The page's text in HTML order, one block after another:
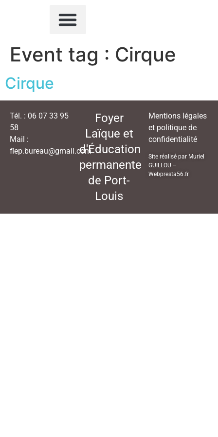
Event tag : Cirque
Cirque
Tél. : 06 07 33 95
58
Mail :
flep.bureau@gmail.com
Foyer
Laïque et
d'Éducation
permanente
de Port-
Louis
Mentions légales
et politique de
confidentialité
Site réalisé par Muriel
GUILLOU –
Webpresta56.fr